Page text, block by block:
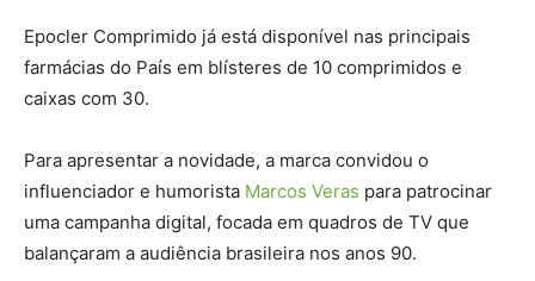
Epocler Comprimido já está disponível nas principais
farmácias do País em blísteres de 10 comprimidos e
caixas com 30.
Para apresentar a novidade, a marca convidou o
influenciador e humorista Marcos Veras para patrocinar
uma campanha digital, focada em quadros de TV que
balançaram a audiência brasileira nos anos 90.